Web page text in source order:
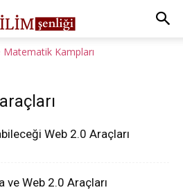
Web 2.0 Araçları
ve Web 2.0 Araçları